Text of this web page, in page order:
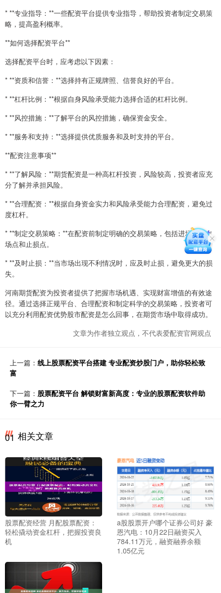
* **专业指导：**一些配资平台提供专业指导，帮助投资者制定交易策
略，提高盈利概率。
**如何选择配资平台**
选择配资平台时，应考虑以下因素：
* **资质和信誉：**选择持有正规牌照、信誉良好的平台。
* **杠杆比例：**根据自身风险承受能力选择合适的杠杆比例。
* **风控措施：**了解平台的风控措施，确保资金安全。
* **服务和支持：**选择提供优质服务和及时支持的平台。
**配资注意事项**
* **了解风险：**期货配资是一种高杠杆投资，风险较高，投资者应充
分了解并承担风险。
* **合理配资：**根据自身资金实力和风险承受能力合理配资，避免过
度杠杆。
* **制定交易策略：**在配资前制定明确的交易策略，包括进场点、出
场点和止损点。
* **及时止损：**当市场出现不利情况时，应及时止损，避免更大的损
失。
河南期货配资为投资者提供了把握市场机遇、实现财富增值的有效途
径。通过选择正规平台、合理配资和制定科学的交易策略，投资者可
以充分利用配资优势股市配资是怎么回事，在期货市场中取得成功。
文章为作者独立观点，不代表爱配资官网观点
上一篇： 线上股票配资平台搭建 专业配资炒股门户，助你轻松致
富
下一篇： 股票配资平台 解锁财富新高度：专业的股票配资软件助
你一臂之力
01 相关文章
股票配资经营 月配股票配资：
轻松撬动资金杠杆，把握投资良
机
a股股票开户哪个证券公司好 豪
恩汽电：10月22日融资买入
784.11万元，融资融券余额
1.05亿元